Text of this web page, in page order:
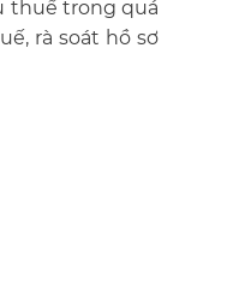
thuế trong quá
rà soát hồ sơ